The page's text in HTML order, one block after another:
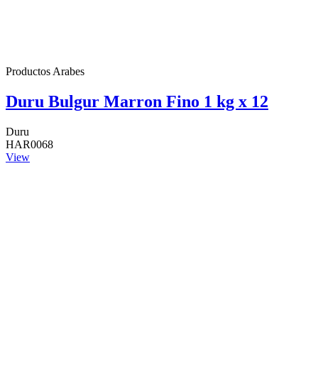
Productos Arabes
Duru Bulgur Marron Fino 1 kg x 12
Duru
HAR0068
View